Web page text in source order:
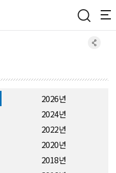
2026년
2024년
2022년
2020년
2018년